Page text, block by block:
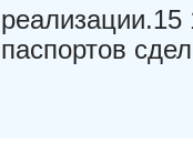
паспортов